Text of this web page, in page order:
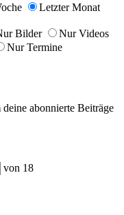
Letzter Monat
Bilder
Nur Videos
Nur Termine
abonnierte Beiträge
von 18